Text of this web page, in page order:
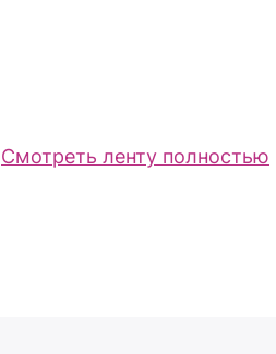
Смотреть ленту полностью